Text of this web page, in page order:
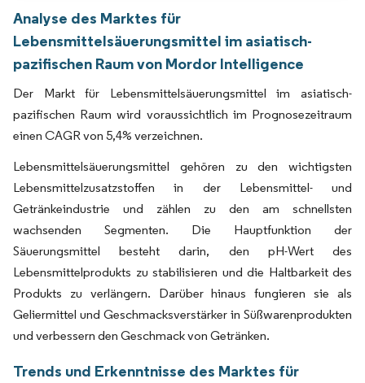
Analyse des Marktes für
Lebensmittelsäuerungsmittel im asiatisch-
pazifischen Raum von Mordor Intelligence
Der Markt für Lebensmittelsäuerungsmittel im asiatisch-
pazifischen Raum wird voraussichtlich im Prognosezeitraum
einen CAGR von 5,4% verzeichnen.
Lebensmittelsäuerungsmittel gehören zu den wichtigsten
Lebensmittelzusatzstoffen in der Lebensmittel- und
Getränkeindustrie und zählen zu den am schnellsten
wachsenden Segmenten. Die Hauptfunktion der
Säuerungsmittel besteht darin, den pH-Wert des
Lebensmittelprodukts zu stabilisieren und die Haltbarkeit des
Produkts zu verlängern. Darüber hinaus fungieren sie als
Geliermittel und Geschmacksverstärker in Süßwarenprodukten
und verbessern den Geschmack von Getränken.
Trends und Erkenntnisse des Marktes für